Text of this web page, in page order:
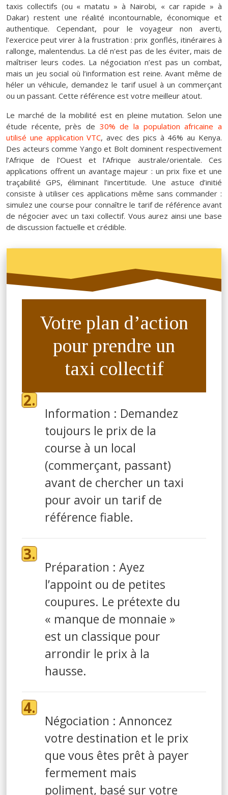
taxis collectifs (ou « matatu » à Nairobi, « car rapide » à
Dakar) restent une réalité incontournable, économique et
authentique. Cependant, pour le voyageur non averti,
l’exercice peut virer à la frustration : prix gonflés, itinéraires à
rallonge, malentendus. La clé n’est pas de les éviter, mais de
maîtriser leurs codes. La négociation n’est pas un combat,
mais un jeu social où l’information est reine. Avant même de
héler un véhicule, demandez le tarif usuel à un commerçant
ou un passant. Cette référence est votre meilleur atout.
Le marché de la mobilité est en pleine mutation. Selon une
étude récente, près de 30% de la population africaine a
utilisé une application VTC, avec des pics à 46% au Kenya.
Des acteurs comme Yango et Bolt dominent respectivement
l’Afrique de l’Ouest et l’Afrique australe/orientale. Ces
applications offrent un avantage majeur : un prix fixe et une
traçabilité GPS, éliminant l’incertitude. Une astuce d’initié
consiste à utiliser ces applications même sans commander :
simulez une course pour connaître le tarif de référence avant
de négocier avec un taxi collectif. Vous aurez ainsi une base
de discussion factuelle et crédible.
Votre plan d’action
pour prendre un
taxi collectif
Information : Demandez
toujours le prix de la
course à un local
(commerçant, passant)
avant de chercher un taxi
pour avoir un tarif de
référence fiable.
Préparation : Ayez
l’appoint ou de petites
coupures. Le prétexte du
« manque de monnaie »
est un classique pour
arrondir le prix à la
hausse.
Négociation : Annoncez
votre destination et le prix
que vous êtes prêt à payer
fermement mais
poliment, basé sur votre